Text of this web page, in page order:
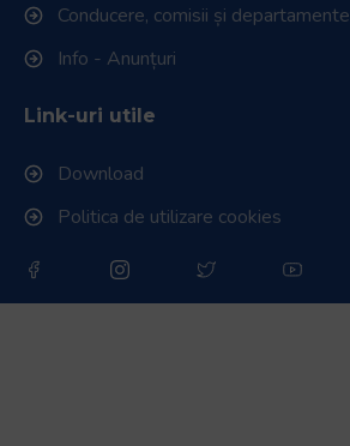
Conducere, comisii și departamente
Info - Anunțuri
Link-uri utile
Download
Politica de utilizare cookies